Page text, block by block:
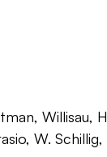
Willisau,
W.